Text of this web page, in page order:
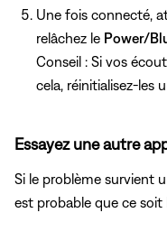
Une fois connecté,
relâchez le Power/
Conseil : Si vos
cela, réinitialisez-les
Essayez une autre
Si le problème survient
est probable que ce soit